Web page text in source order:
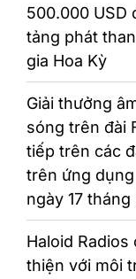
500.000 USD
tảng phát
gia Hoa Kỳ
Giải thưởng
sóng trên đài
tiếp trên các
trên ứng
ngày 17 tháng
Haloid
thiện với môi